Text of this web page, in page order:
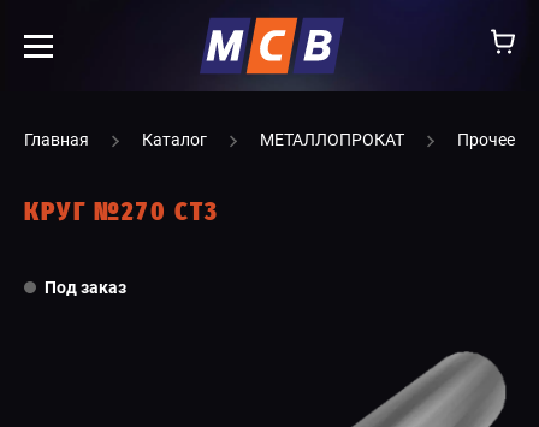
Главная Каталог МЕТАЛЛОПРОКАТ Прочее
КРУГ №270 СТ3
Под заказ